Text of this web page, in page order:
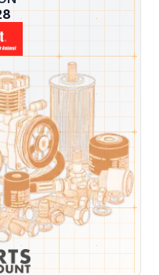
disponibilité des stocks.
24h/48h par les
en France
(hors Corse et DOM-
: le coût exact est
poids et le volume de
avant paiement.